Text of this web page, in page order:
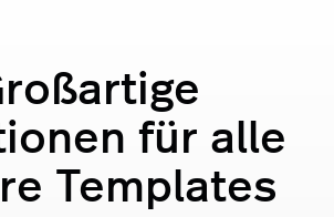
für alle
Templates